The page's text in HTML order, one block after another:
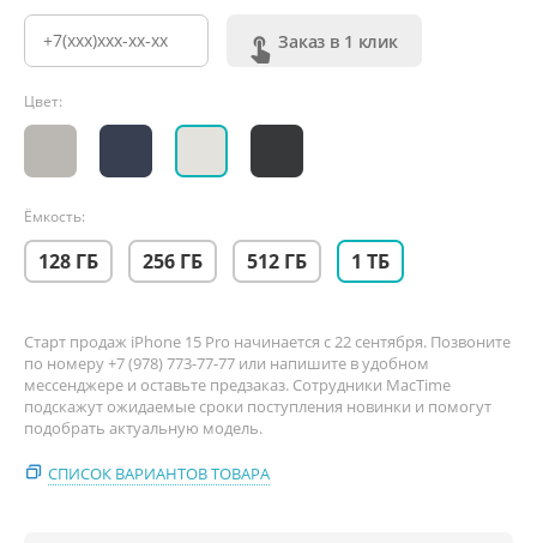
Заказ в 1 клик
Цвет:
Ёмкость:
128 ГБ 256 ГБ 512 ГБ 1 ТБ
Старт продаж iPhone 15 Pro начинается с 22 сентября. Позвоните
по номеру +7 (978) 773-77-77 или напишите в удобном
мессенджере и оставьте предзаказ. Сотрудники MacTime
подскажут ожидаемые сроки поступления новинки и помогут
подобрать актуальную модель.
СПИСОК ВАРИАНТОВ ТОВАРА